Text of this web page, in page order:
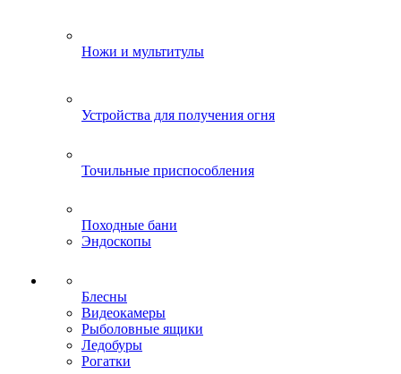
Ножи и мультитулы
Устройства для получения огня
Точильные приспособления
Походные бани
Эндоскопы
Блесны
Видеокамеры
Рыболовные ящики
Ледобуры
Рогатки